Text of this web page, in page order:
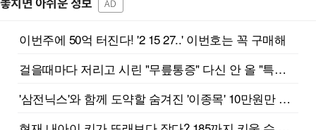
놓치면 아쉬운 정보 AD